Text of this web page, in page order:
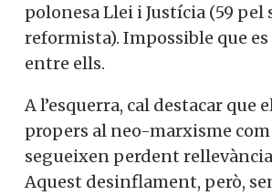
polonesa Llei i Justícia (59 pel
reformista). Impossible que es
entre ells.
A l’esquerra, cal destacar que
propers al neo-marxisme
segueixen perdent rellevància
Aquest desinflament, però,